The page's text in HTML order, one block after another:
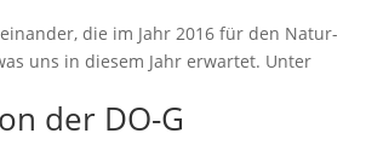
die im Jahr 2016 für den Natur-
uns in diesem Jahr erwartet. Unter
der DO-G